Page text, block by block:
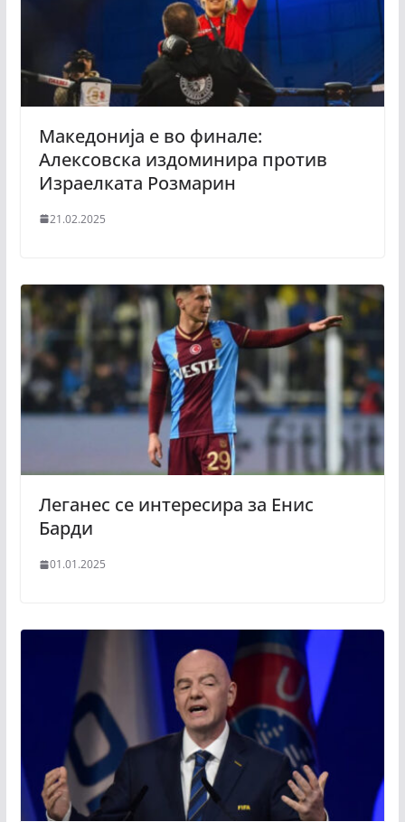
Maкедонија е во финале:
Алексовска издоминира против
Израелката Розмарин
21.02.2025
Леганес се интересира за Енис
Барди
01.01.2025